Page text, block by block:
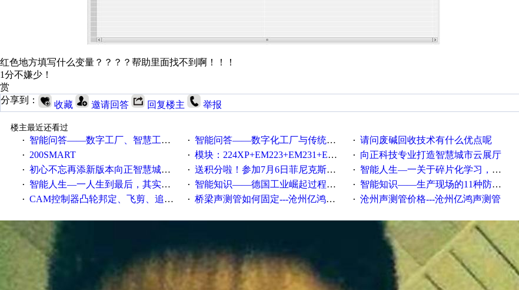
红色地方填写什么变量？？？？帮助里面找不到啊！！！
1分不嫌少！
赏
分享到：
收藏 邀请回答 回复楼主 举报
楼主最近还看过
·
智能问答——数字工厂、智慧工厂和智能制造三者的区别是什么？ · 智能问答——数字化工厂与传统工厂的差别体现在哪里？ · 请问废碱回收技术有什么优点呢
· 200SMART · 模块：224XP+EM223+EM231+EM235+EM232+EM232怎么用以太网通讯？ · 向正科技专业打造智慧城市云展厅
· 初心不忘再添新版本向正智慧城市云展厅3.0版亮相 · 送积分啦！参加7月6日菲尼克斯在线研讨会即得 · 智能人生—一关于碎片化学习，看这一篇就够了！
· 智能人生—一人生到最后，其实拼的都是人品 · 智能知识——德国工业崛起过程中不得不提的10个关键词 · 智能知识——生产现场的11种防错！(1)
· CAM控制器凸轮邦定、飞剪、追剪等C功能块 · 桥梁声测管如何固定---沧州亿鸿声测管 · 沧州声测管价格---沧州亿鸿声测管​